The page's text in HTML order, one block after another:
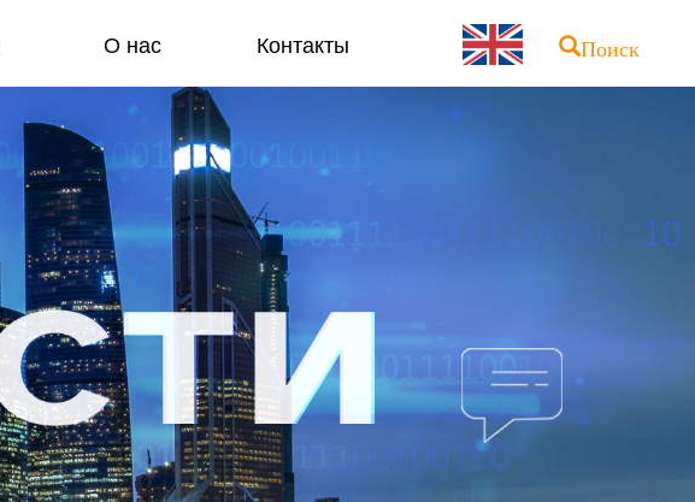
О нас Контакты Поиск